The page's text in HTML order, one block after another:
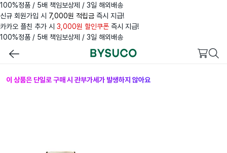
100%정품 / 5배 책임보상제 / 3일 해외배송
신규 회원가입 시 7,000원 적립금 즉시 지급!
카카오 플친 추가 시 3,000원 할인쿠폰 즉시 지급!
100%정품 / 5배 책임보상제 / 3일 해외배송
이 상품은 단일로 구매 시 관부가세가 발생하지 않아요